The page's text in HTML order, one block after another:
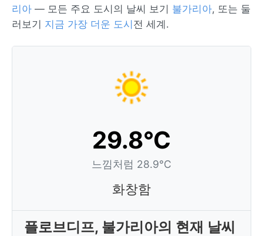
리아 — 모든 주요 도시의 날씨 보기 불가리아, 또는 둘
러보기 지금 가장 더운 도시 전 세계.
29.8°C
느낌처럼 28.9°C
화창함
플로브디프, 불가리아의 현재 날씨